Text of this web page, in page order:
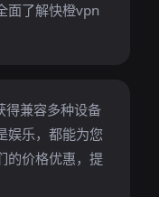
面了解快橙vpn
兼容多种设备
娱乐，都能为您
的价格优惠，提